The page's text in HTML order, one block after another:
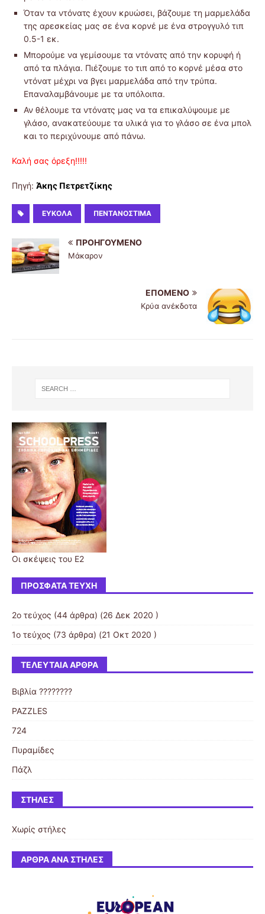
Όταν τα ντόνατς έχουν κρυώσει, βάζουμε τη μαρμελάδα
της αρεσκείας μας σε ένα κορνέ με ένα στρογγυλό τιπ
0.5-1 εκ.
Μπορούμε να γεμίσουμε τα ντόνατς από την κορυφή ή
από τα πλάγια. Πιέζουμε το τιπ από το κορνέ μέσα στο
ντόνατ μέχρι να βγει μαρμελάδα από την τρύπα.
Επαναλαμβάνουμε με τα υπόλοιπα.
Αν θέλουμε τα ντόνατς μας να τα επικαλύψουμε με
γλάσο, ανακατεύουμε τα υλικά για το γλάσο σε ένα μπολ
και το περιχύνουμε από πάνω.
Καλή σας όρεξη!!!!!
Πηγή: Άκης Πετρετζίκης
ΕΎΚΟΛΑ ΠΕΝΤΑΝΌΣΤΙΜΑ
ΠΡΟΗΓΟΎΜΕΝΟ
Μάκαρον
ΕΠΌΜΕΝΟ
Κρύα ανέκδοτα
Οι σκέψεις του Ε2
ΠΡΌΣΦΑΤΑ ΤΕΎΧΗ
2ο τεύχος (44 άρθρα) (26 Δεκ 2020 )
1ο τεύχος (73 άρθρα) (21 Οκτ 2020 )
ΤΕΛΕΥΤΑΊΑ ΆΡΘΡΑ
Βιβλία ????????
PAZZLES
724
Πυραμίδες
Πάζλ
ΣΤΉΛΕΣ
Χωρίς στήλες
ΆΡΘΡΑ ΑΝΆ ΣΤΉΛΕΣ